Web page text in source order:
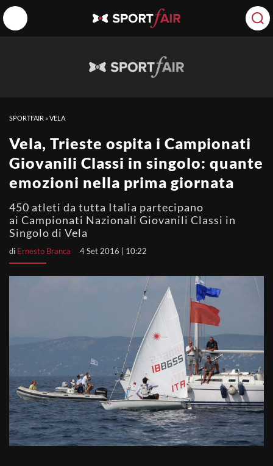
SPORTFAIR »VELA
Vela, Trieste ospita i Campionati
Giovanili Classi in singolo: quante
emozioni nella prima giornata
450 atleti da tutta Italia partecipano
ai Campionati Nazionali Giovanili Classi in
Singolo di Vela
di Ernesto Branca 4 Set 2016 | 10:22